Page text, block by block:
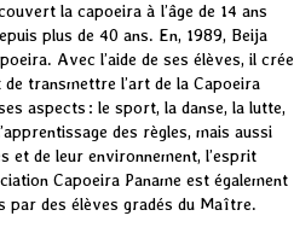
la capoeira à l’âge de 14 ans
plus de 40 ans. En, 1989, Beija
Avec l’aide de ses élèves, il crée
transmettre l’art de la Capoeira
aspects : le sport, la danse, la lutte,
des règles, mais aussi
et de leur environnement, l’esprit
Capoeira Paname est également
par des élèves gradés du Maître.